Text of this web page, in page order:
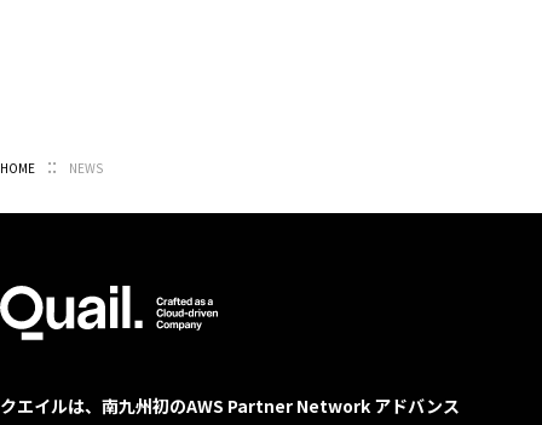
HOME NEWS
クエイルは、南九州初のAWS Partner Network アドバンス